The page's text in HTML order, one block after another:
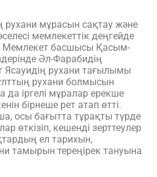
рухани мұрасын сақтау және
мемлекеттік деңгейде
Мемлекет басшысы Қасым-
Әл-Фарабидің
Ясауидің рухани тағылымы
рухани болмысын
да іргелі мұралар ерекше
бірнеше рет атап өтті.
осы бағытта тұрақты түрде
өткізіп, кешенді зерттеулер
ел тарихын,
тамырын тереңірек тануына